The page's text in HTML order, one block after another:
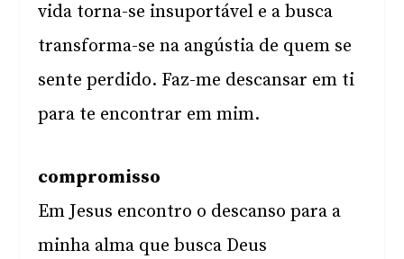
vida torna-se insuportável e a busca
transforma-se na angústia de quem se
sente perdido. Faz-me descansar em ti
para te encontrar em mim.
compromisso
Em Jesus encontro o descanso para a
minha alma que busca Deus